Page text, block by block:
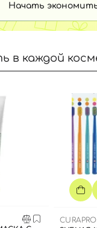
Начать
в каждой